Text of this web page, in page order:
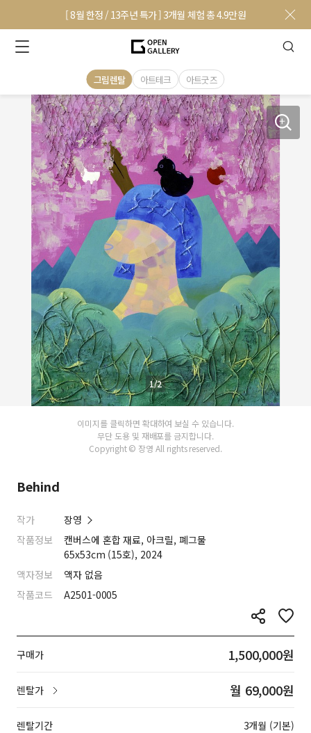
[ 8월 한정 / 13주년 특가 ] 3개월 체험 총 4.9만원
그림렌탈 아트테크 아트굿즈
1/2
이미지를 클릭하면 확대하여 보실 수 있습니다.
무단 도용 및 재배포를 금지합니다.
Copyright © 장영 All rights reserved.
Behind
작가
장영
작품정보
캔버스에 혼합 재료, 아크릴, 폐그물
65x53cm (15호), 2024
액자정보
액자 없음
작품코드
A2501-0005
구매가 1,500,000원
렌탈가 월 69,000원
렌탈기간 3개월 (기본)